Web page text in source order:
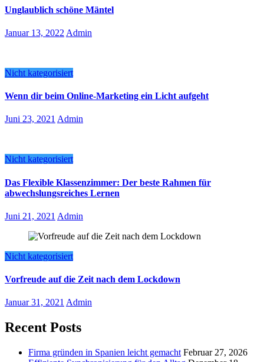
Unglaublich schöne Mäntel
Januar 13, 2022 Admin
Nicht kategorisiert
Wenn dir beim Online-Marketing ein Licht aufgeht
Juni 23, 2021 Admin
Nicht kategorisiert
Das Flexible Klassenzimmer: Der beste Rahmen für
abwechslungsreiches Lernen
Juni 21, 2021 Admin
Nicht kategorisiert
Vorfreude auf die Zeit nach dem Lockdown
Januar 31, 2021 Admin
Recent Posts
Firma gründen in Spanien leicht gemacht Februar 27, 2026